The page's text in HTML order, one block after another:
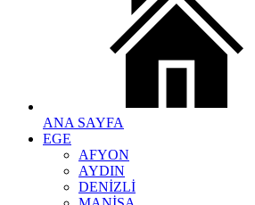
ANA SAYFA
EGE
AFYON
AYDIN
DENİZLİ